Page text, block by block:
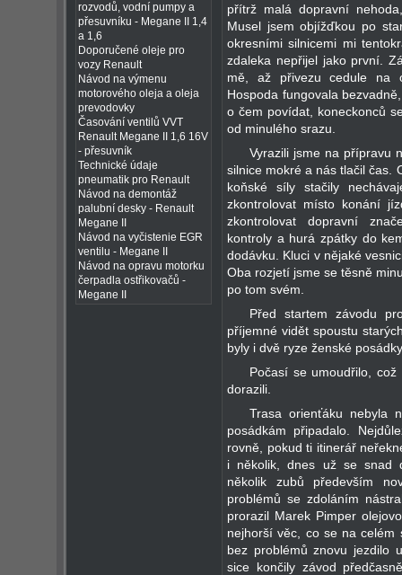
rozvodů, vodní pumpy a
přesuvníku - Megane II 1,4
a 1,6
Doporučené oleje pro
vozy Renault
Návod na výmenu
motorového oleja a oleja
prevodovky
Časování ventilů VVT
Renault Megane II 1,6 16V
- přesuvník
Technické údaje
pneumatik pro Renault
Návod na demontáž
palubní desky - Renault
Megane II
Návod na vyčistenie EGR
ventilu - Megane II
Návod na opravu motorku
čerpadla ostřikovačů -
Megane II
přítrž malá dopravní
Musel jsem objížďkou po
okresními silnicemi mi
zdaleka nepřijel jako první.
mě, až přivezu cedule na
Hospoda fungovala
o čem povídat, koneckonců
od minulého srazu.
Vyrazili jsme na přípravu
silnice mokré a nás tlačil čas.
koňské síly stačily
zkontrolovat místo konání
zkontrolovat dopravní
kontroly a hurá zpátky do
dodávku. Kluci v nějaké
Oba rozjetí jsme se těsně
po tom svém.
Před startem závodu
příjemné vidět spoustu
byly i dvě ryze ženské
Počasí se umoudřilo,
dorazili.
Trasa orienťáku nebyla
posádkám připadalo.
rovně, pokud ti itinerář
i několik, dnes už se snad
několik zubů především
problémů se zdoláním
prorazil Marek Pimper
nejhorší věc, co se na celém
bez problémů znovu jezdilo
sice končily závod